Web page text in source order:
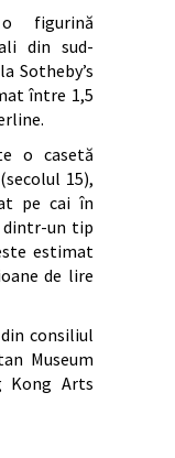
figurină
din sud-
Sotheby’s
între 1,5
o casetă
15),
pe cai în
dintr-un tip
estimat
de lire
consiliul
Museum
Kong Arts